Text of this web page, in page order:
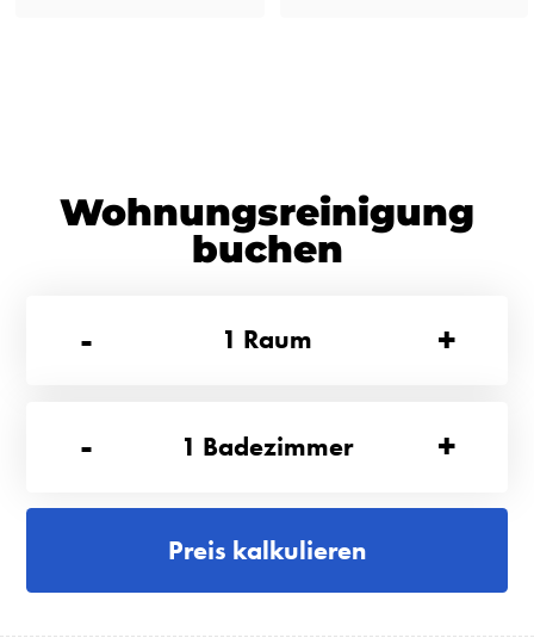
Wohnungsreinigung
buchen
-
1 Raum +
- 1 Badezimmer +
Preis kalkulieren